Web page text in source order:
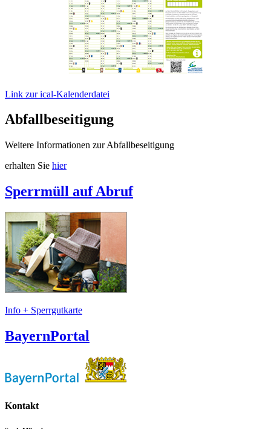
Link zur ical-Kalenderdatei
Abfallbeseitigung
Weitere Informationen zur Abfallbeseitigung
erhalten Sie hier
Sperrmüll auf Abruf
Info + Sperrgutkarte
BayernPortal
Kontakt